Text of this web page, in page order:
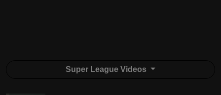
Super League Videos